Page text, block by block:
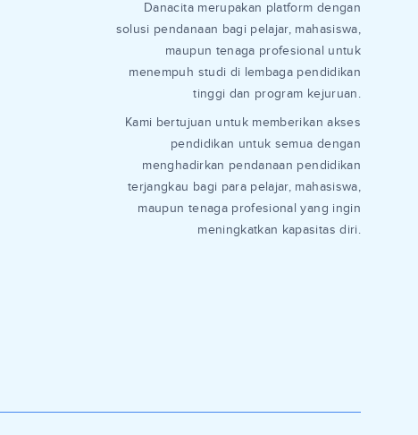
Danacita merupakan platform dengan
solusi pendanaan bagi pelajar, mahasiswa,
maupun tenaga profesional untuk
menempuh studi di lembaga pendidikan
tinggi dan program kejuruan.
Kami bertujuan untuk memberikan akses
pendidikan untuk semua dengan
menghadirkan pendanaan pendidikan
terjangkau bagi para pelajar, mahasiswa,
maupun tenaga profesional yang ingin
meningkatkan kapasitas diri.